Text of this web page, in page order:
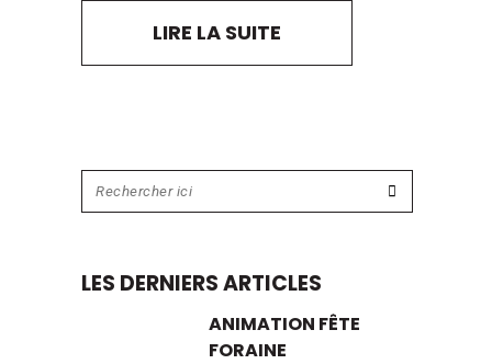
LIRE LA SUITE
LES DERNIERS ARTICLES
ANIMATION FÊTE
FORAINE